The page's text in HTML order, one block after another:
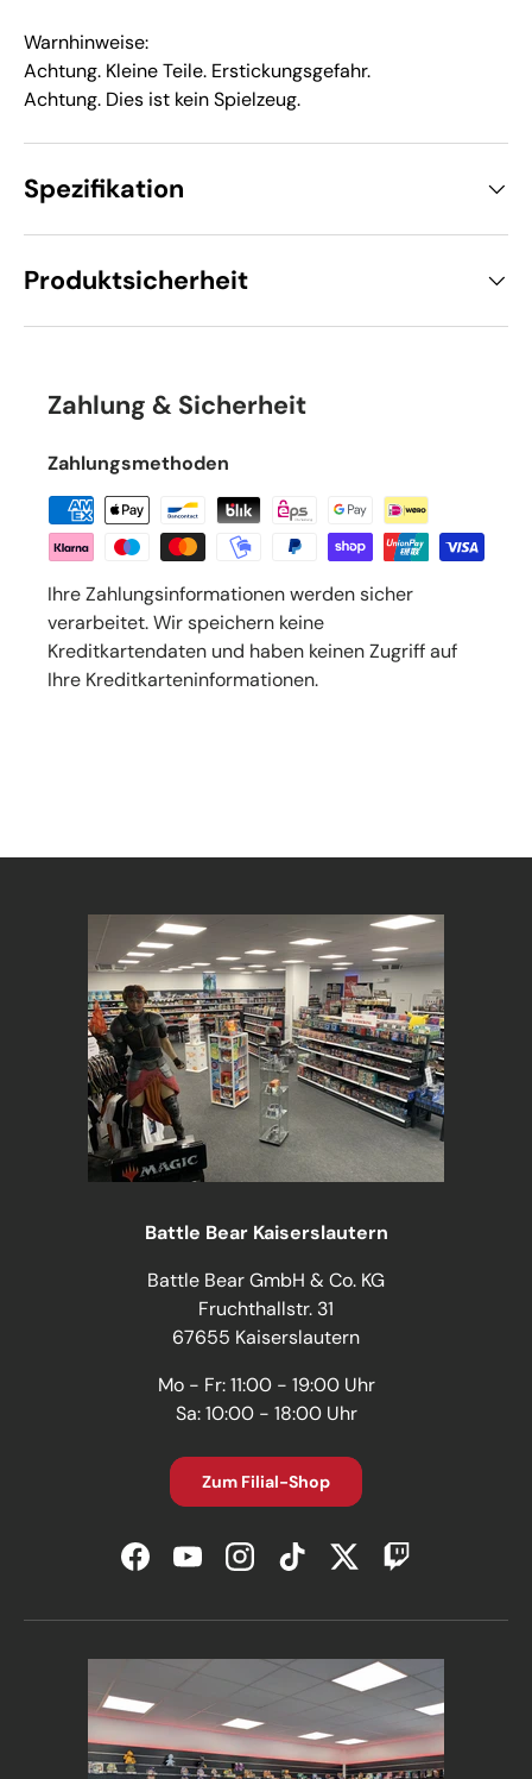
Warnhinweise:
Achtung. Kleine Teile. Erstickungsgefahr.
Achtung. Dies ist kein Spielzeug.
Spezifikation
Produktsicherheit
Zahlung & Sicherheit
Zahlungsmethoden
Ihre Zahlungsinformationen werden sicher
verarbeitet. Wir speichern keine
Kreditkartendaten und haben keinen Zugriff auf
Ihre Kreditkarteninformationen.
Battle Bear Kaiserslautern
Battle Bear GmbH & Co. KG
Fruchthallstr. 31
67655 Kaiserslautern
Mo - Fr: 11:00 - 19:00 Uhr
Sa: 10:00 - 18:00 Uhr
Zum Filial-Shop
FacebookYouTubeInstagramTikTokTwitterTwitch